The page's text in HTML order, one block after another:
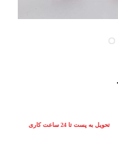
تحویل به پست تا 24 ساعت کاری